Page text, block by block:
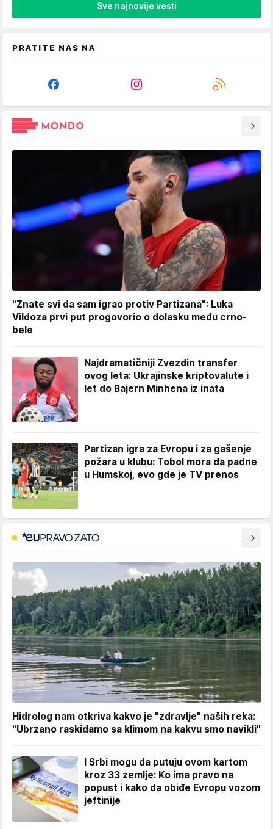
Sve najnovije vesti
PRATITE NAS NA
"Znate svi da sam igrao protiv Partizana": Luka
Vildoza prvi put progovorio o dolasku među crno-
bele
Najdramatičniji Zvezdin transfer
ovog leta: Ukrajinske kriptovalute i
let do Bajern Minhena iz inata
Partizan igra za Evropu i za gašenje
požara u klubu: Tobol mora da padne
u Humskoj, evo gde je TV prenos
Hidrolog nam otkriva kakvo je "zdravlje" naših reka:
"Ubrzano raskidamo sa klimom na kakvu smo navikli"
I Srbi mogu da putuju ovom kartom
kroz 33 zemlje: Ko ima pravo na
popust i kako da obiđe Evropu vozom
jeftinije